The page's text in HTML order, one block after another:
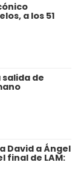
a los 51
de
David a Ángel
final de LAM: